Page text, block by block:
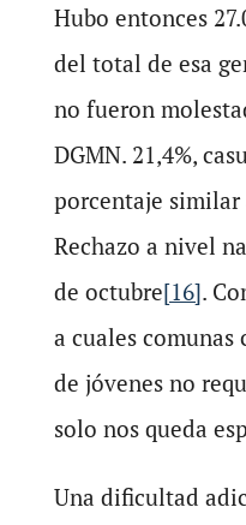
Hubo entonces
del total de esa
no fueron
DGMN. 21,4%,
porcentaje
Rechazo a nivel
de octubre[16].
a cuales comunas
de jóvenes no
solo nos queda
Una dificultad